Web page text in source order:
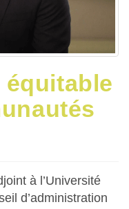
à l’Université
d’administration